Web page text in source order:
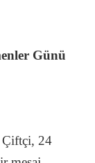
Günü
Çiftçi, 24